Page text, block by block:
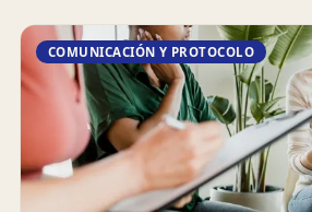
COMUNICACIÓN Y PROTOCOLO